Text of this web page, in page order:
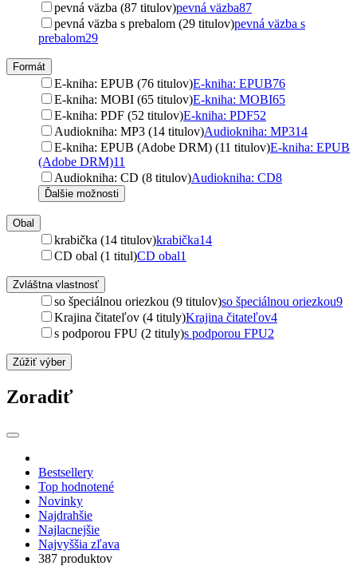
pevná väzba (87 titulov)pevná väzba87
pevná väzba s prebalom (29 titulov)pevná väzba s
prebalom29
Formát
E-kniha: EPUB (76 titulov)E-kniha: EPUB76
E-kniha: MOBI (65 titulov)E-kniha: MOBI65
E-kniha: PDF (52 titulov)E-kniha: PDF52
Audiokniha: MP3 (14 titulov)Audiokniha: MP314
E-kniha: EPUB (Adobe DRM) (11 titulov)E-kniha: EPUB
(Adobe DRM)11
Audiokniha: CD (8 titulov)Audiokniha: CD8
Ďalšie možnosti
Obal
krabička (14 titulov)krabička14
CD obal (1 titul)CD obal1
Zvláštna vlastnosť
so špeciálnou oriezkou (9 titulov)so špeciálnou oriezkou9
Krajina čitateľov (4 tituly)Krajina čitateľov4
s podporou FPU (2 tituly)s podporou FPU2
Zúžiť výber
Zoradiť
Bestsellery
Top hodnotené
Novinky
Najdrahšie
Najlacnejšie
Najvyššia zľava
387 produktov